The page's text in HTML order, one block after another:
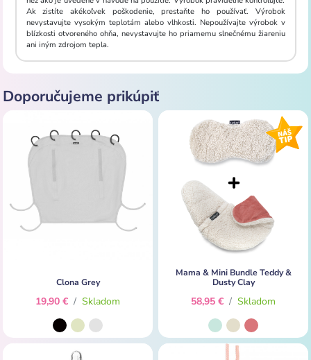
Ak zistíte akékoľvek poškodenie, prestaňte ho používať. Výrobok
nevystavujte vysokým teplotám alebo vlhkosti. Nepoužívajte výrobok v
blízkosti otvoreného ohňa, nevystavujte ho priamemu slnečnému žiareniu
ani iným zdrojom tepla.
Doporučujeme prikúpiť
Clona Grey
19,90 € / Skladom
Mama & Mini Bundle Teddy &
Dusty Clay
58,95 € / Skladom